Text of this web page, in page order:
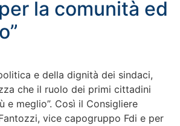
la comunità ed
e della dignità dei sindaci,
che il ruolo dei primi cittadini
e meglio”. Così il Consigliere
vice capogruppo Fdi e per